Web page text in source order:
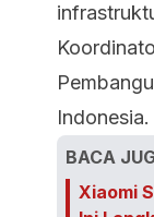
Indonesia.
BACA
Xiaomi